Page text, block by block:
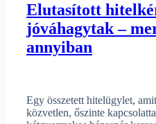
Elutasított
jóváhagytak –
annyiban
Egy összetett hitelügylet,
közvetlen, őszinte